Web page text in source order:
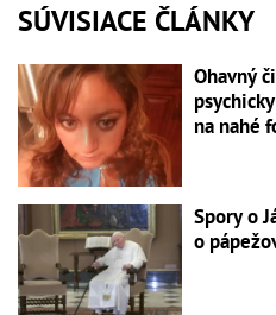
SÚVISIACE ČLÁNKY
Ohavný
na nahé
Spory o
o